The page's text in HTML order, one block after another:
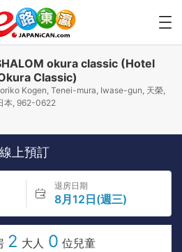
okura classic (Hotel
Classic)
Kogen, Tenei-mura, Iwase-gun, 天榮,
本, 962-0622
線上預訂
退房日期
8月12日(週三)
2 大人 0 位兒童